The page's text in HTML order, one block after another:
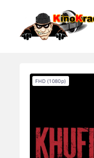
FHD (1080p)